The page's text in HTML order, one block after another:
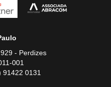
- Perdizes
001
91422 0131